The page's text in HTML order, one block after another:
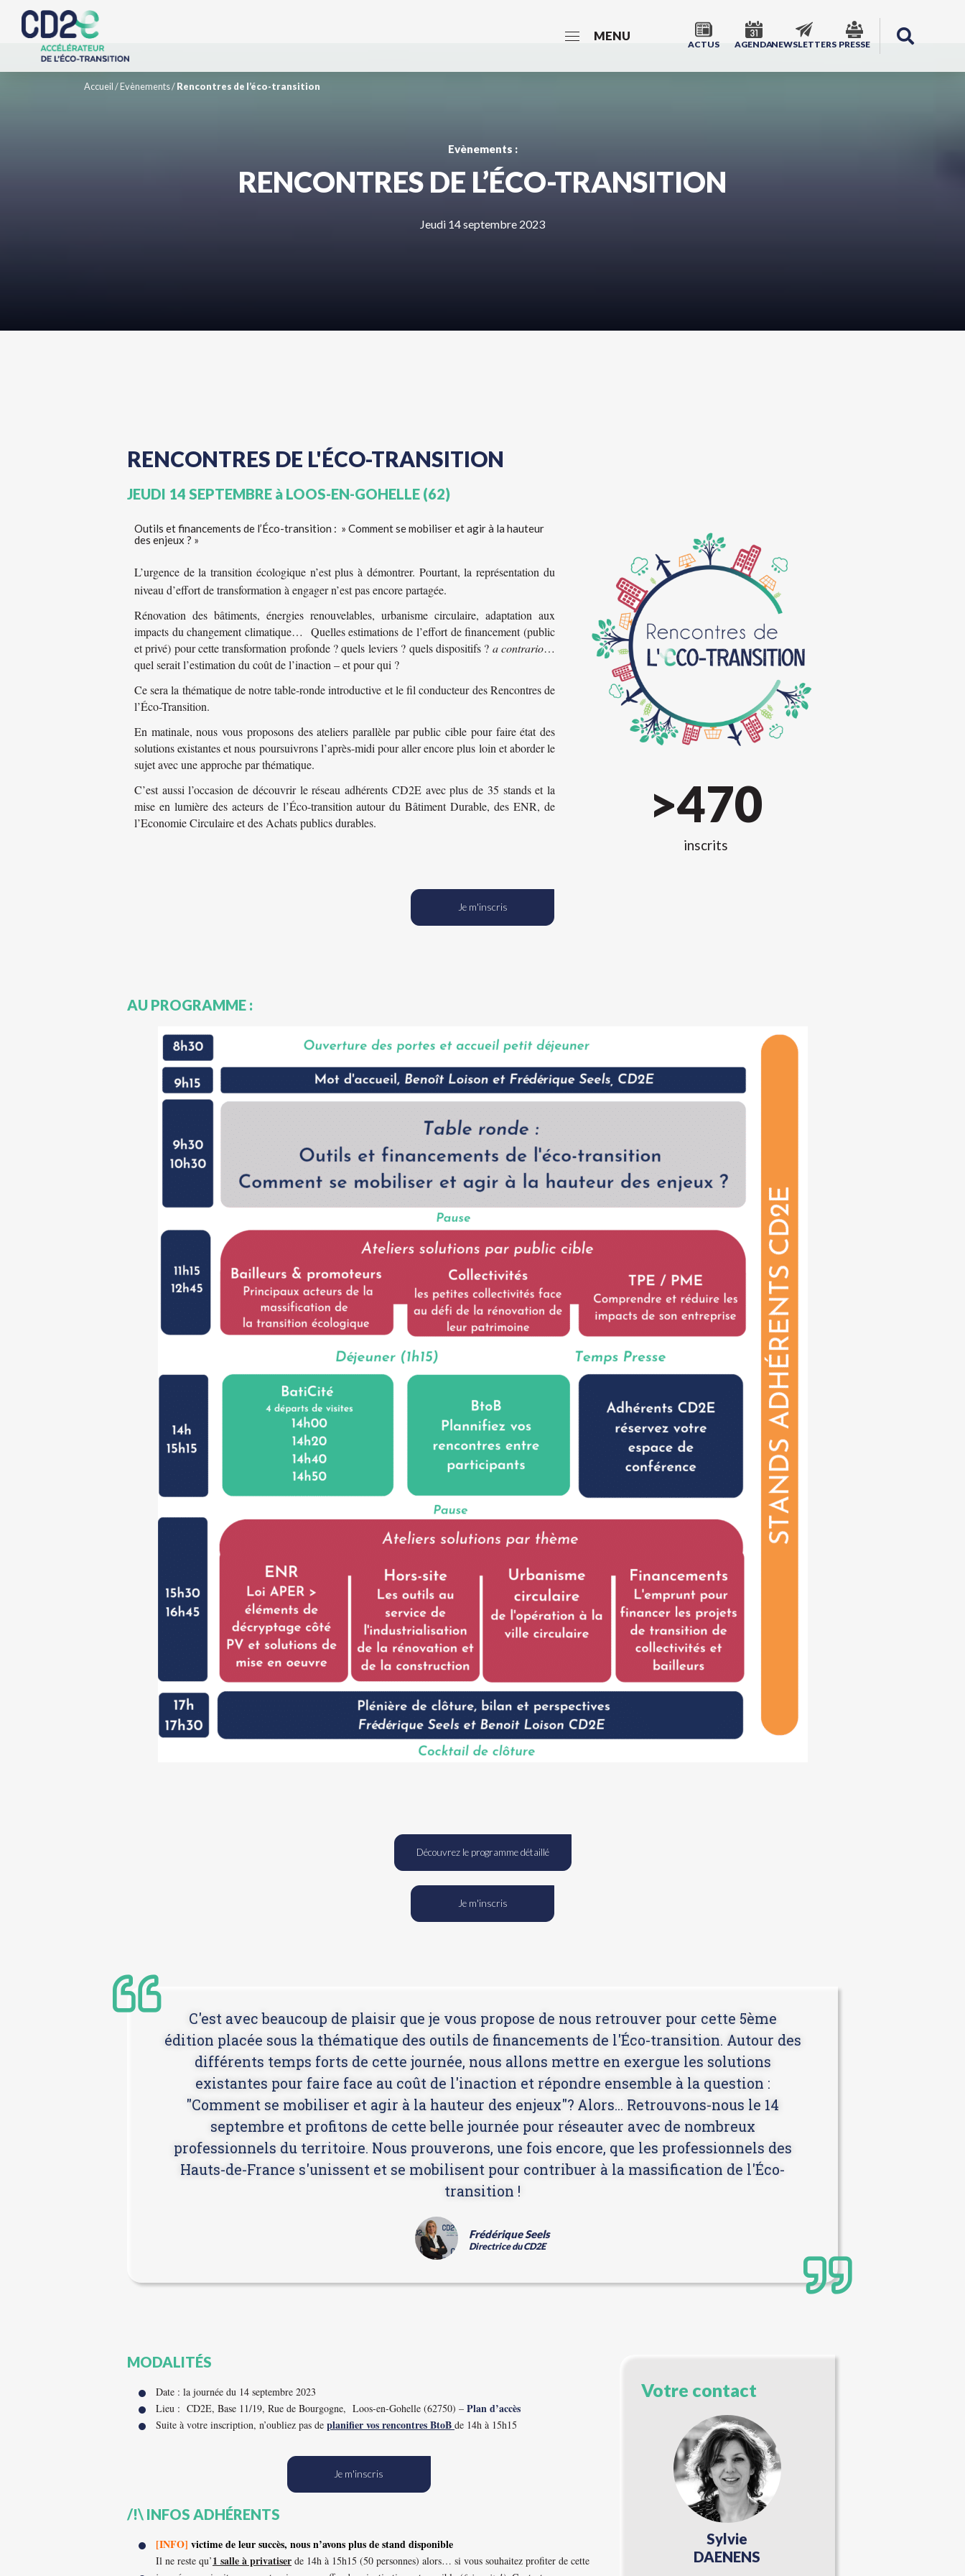
MENU
ACTUS AGENDANEWSLETTERS PRESSE
Accueil/Evènements/Rencontres de l’éco-transition
Evènements :
RENCONTRES DE L’ÉCO-TRANSITION
Jeudi 14 septembre 2023
RENCONTRES DE L'ÉCO-TRANSITION
JEUDI 14 SEPTEMBRE à LOOS-EN-GOHELLE (62)
Outils et financements de l’Éco-transition : » Comment se mobiliser et agir à la hauteur
des enjeux ? »
L’urgence de la transition écologique n’est plus à démontrer. Pourtant, la représentation du
niveau d’effort de transformation à engager n’est pas encore partagée.
Rénovation des bâtiments, énergies renouvelables, urbanisme circulaire, adaptation aux
impacts du changement climatique… Quelles estimations de l’effort de financement (public
et privé) pour cette transformation profonde ? quels leviers ? quels dispositifs ? a contrario…
quel serait l’estimation du coût de l’inaction – et pour qui ?
Ce sera la thématique de notre table-ronde introductive et le fil conducteur des Rencontres de
l’Éco-Transition.
En matinale, nous vous proposons des ateliers parallèle par public cible pour faire état des
solutions existantes et nous poursuivrons l’après-midi pour aller encore plus loin et aborder le
sujet avec une approche par thématique.
C’est aussi l’occasion de découvrir le réseau adhérents CD2E avec plus de 35 stands et la
mise en lumière des acteurs de l’Éco-transition autour du Bâtiment Durable, des ENR, de
l’Economie Circulaire et des Achats publics durables.
inscrits
>470
Je m'inscris
AU PROGRAMME :
Découvrez le programme détaillé
Je m'inscris
C'est avec beaucoup de plaisir que je vous propose de nous retrouver pour cette 5ème
édition placée sous la thématique des outils de financements de l'Éco-transition. Autour des
différents temps forts de cette journée, nous allons mettre en exergue les solutions
existantes pour faire face au coût de l'inaction et répondre ensemble à la question :
"Comment se mobiliser et agir à la hauteur des enjeux"? Alors... Retrouvons-nous le 14
septembre et profitons de cette belle journée pour réseauter avec de nombreux
professionnels du territoire. Nous prouverons, une fois encore, que les professionnels des
Hauts-de-France s'unissent et se mobilisent pour contribuer à la massification de l'Éco-
transition !
Frédérique Seels
Directrice du CD2E
MODALITÉS
Date : la journée du 14 septembre 2023
Lieu : CD2E, Base 11/19, Rue de Bourgogne, Loos-en-Gohelle (62750) – Plan d’accès
Suite à votre inscription, n’oubliez pas de planifier vos rencontres BtoB de 14h à 15h15
Je m'inscris
/!\ INFOS ADHÉRENTS
[INFO] victime de leur succès, nous n’avons plus de stand disponible
Il ne reste qu’1 salle à privatiser de 14h à 15h15 (50 personnes) alors… si vous souhaitez profiter de cette
Votre contact
Sylvie
DAENENS